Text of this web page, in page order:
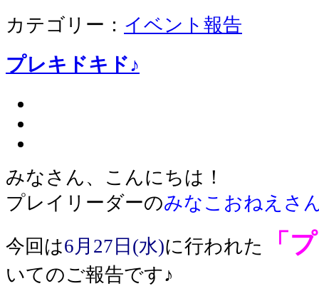
カテゴリー： イベント報告
プレキドキド♪
みなさん、こんにちは！
プレイリーダーのみなこおねえさ
今回は6月27日(水)に行われた 「
いてのご報告です♪